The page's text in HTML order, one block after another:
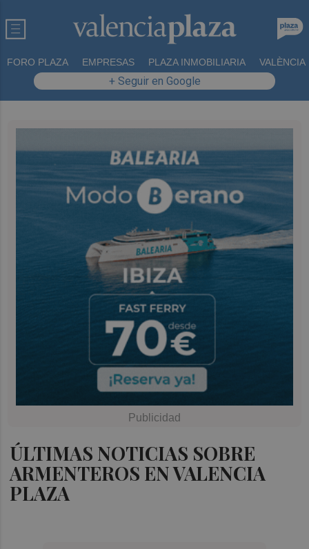
FORO PLAZA EMPRESAS PLAZA INMOBILIARIA VALÈNCIA
+ Seguir en Google
ÚLTIMAS NOTICIAS SOBRE
ARMENTEROS EN VALENCIA
PLAZA